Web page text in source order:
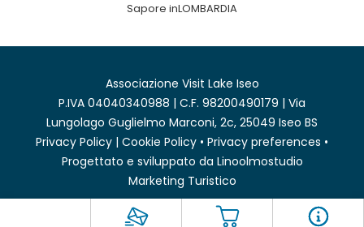
Sapore inLOMBARDIA
Associazione Visit Lake Iseo
P.IVA 04040340988 | C.F. 98200490179 | Via
Lungolago Guglielmo Marconi, 2c, 25049 Iseo BS
Privacy Policy | Cookie Policy • Privacy preferences •
Progettato e sviluppato da Linoolmostudio
Marketing Turistico